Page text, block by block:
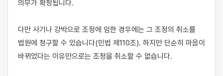
의무가 확정됩니다.
다만 사기나 강박으로 조정에 임한 경우에는 그 조정의 취소를
법원에 청구할 수 있습니다(민법 제110조). 하지만 단순히 마음이
바뀌었다는 이유만으로는 조정을 취소할 수 없습니다.